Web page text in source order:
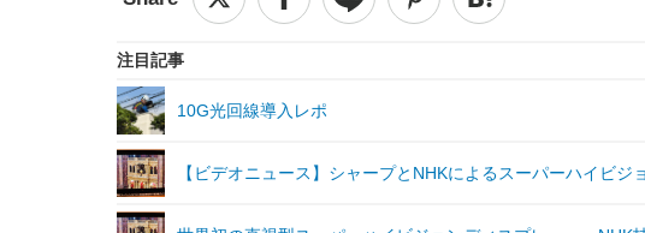
注目記事
10G光回線導入レポ
【ビデオニュース】シャープとNHKによるスーパーハイビジ